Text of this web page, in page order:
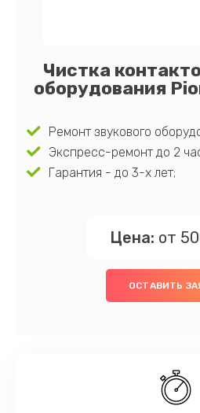
Чистка
оборудования
Ремонт звукового
Экспресс-ремонт до 2
Гарантия - до 3-х лет;
Цена: от
ОСТАВИТЬ